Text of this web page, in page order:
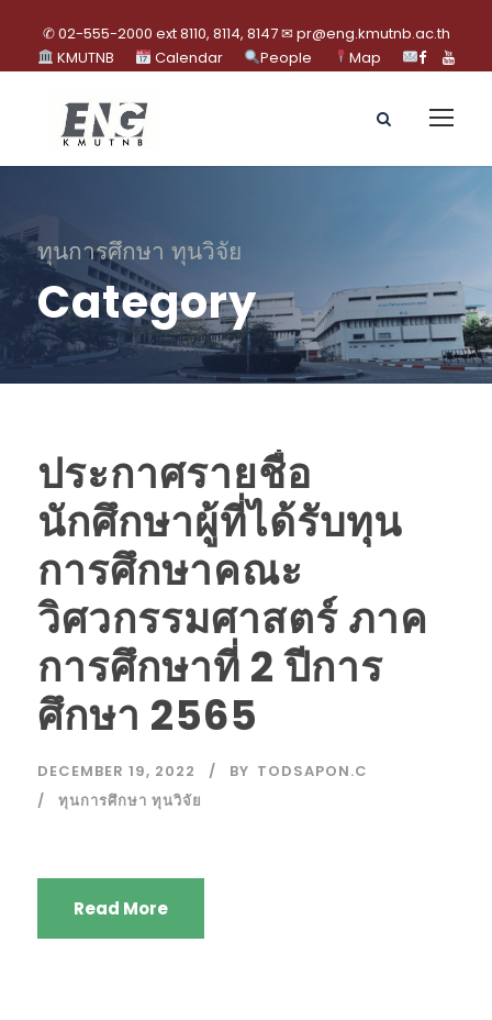
✆ 02-555-2000 ext 8110, 8114, 8147 ✉ pr@eng.kmutnb.ac.th
KMUTNB
Calendar People Map
ทุนการศึกษา ทุนวิจัย
Category
ประกาศรายชื่อ
นักศึกษาผู้ที่ได้รับทุน
การศึกษาคณะ
วิศวกรรมศาสตร์ ภาค
การศึกษาที่ 2 ปีการ
ศึกษา 2565
DECEMBER 19, 2022 BY TODSAPON.C
ทุนการศึกษา ทุนวิจัย
Read More